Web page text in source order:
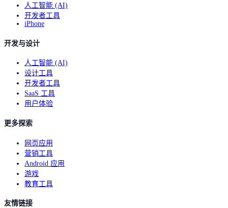
人工智能 (AI)
开发者工具
iPhone
开发与设计
人工智能 (AI)
设计工具
开发者工具
SaaS 工具
用户体验
更多探索
网页应用
营销工具
Android 应用
游戏
教育工具
友情链接